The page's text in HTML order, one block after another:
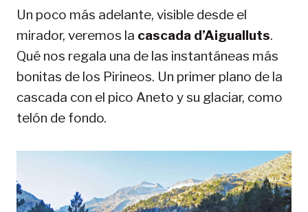
Un poco más adelante, visible desde el
mirador, veremos la cascada d’Aigualluts.
Qué nos regala una de las instantáneas más
bonitas de los Pirineos. Un primer plano de la
cascada con el pico Aneto y su glaciar, como
telón de fondo.